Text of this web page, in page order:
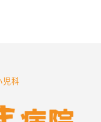
い！
児科